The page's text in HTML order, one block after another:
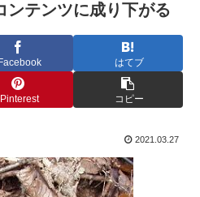
ンテンツに成り下がる
はてブ
Pinterest コピー
2021.03.27